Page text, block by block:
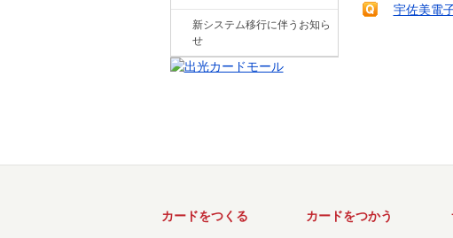
新システム移行に伴うお知ら
せ
宇佐美電
カードをつくる カードをつかう